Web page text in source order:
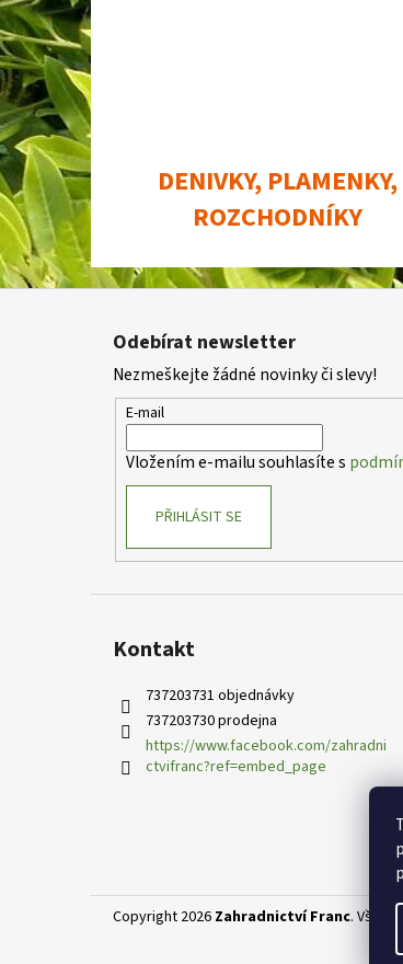
DENIVKY, PLAMENKY,
ROZCHODNÍKY
Z
Odebírat newsletter
Nezmeškejte žádné novinky či slevy!
E-mail
Vložením e-mailu souhlasíte s
PŘIHLÁSIT SE
Kontakt
737203731 objednávky
737203730 prodejna
https://www.facebook.com/zahradni
ctvifranc?ref=embed_page
Copyright 2026 Zahradnictví Franc.